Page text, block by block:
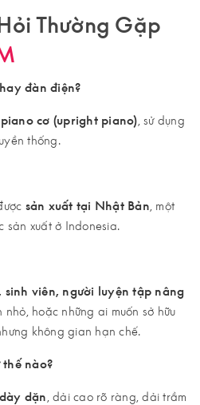
Thường Gặp
đàn điện?
cơ (upright piano) , sử dụng
thống.
sản xuất tại Nhật Bản , một
sản xuất ở Indonesia.
sinh viên, người luyện tập nâng
nhỏ, hoặc những ai muốn sở hữu
không gian hạn chế.
thế nào?
dặn , dải cao rõ ràng, dải trầm